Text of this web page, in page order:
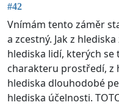
#42
Vnímám tento záměr
a zcestný. Jak z
hlediska lidí, kterých se
charakteru prostředí, z
hlediska dlouhodobé
hlediska účelnosti.